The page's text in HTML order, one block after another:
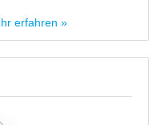
erfahren »